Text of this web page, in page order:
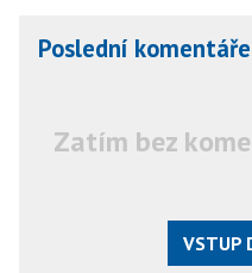
Poslední komentáře
Zatím bez
VSTUP